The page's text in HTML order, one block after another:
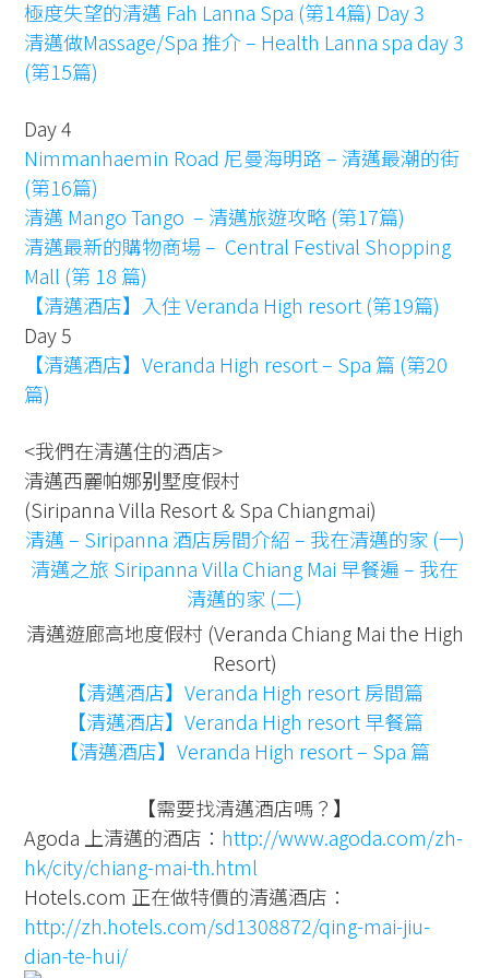
極度失望的清邁 Fah Lanna Spa (第14篇) Day 3
清邁做Massage/Spa 推介 – Health Lanna spa day 3
(第15篇)
Day 4
Nimmanhaemin Road 尼曼海明路 – 清邁最潮的街
(第16篇)
清邁 Mango Tango – 清邁旅遊攻略 (第17篇)
清邁最新的購物商場 – Central Festival Shopping
Mall (第 18 篇)
【清邁酒店】入住 Veranda High resort (第19篇)
Day 5
【清邁酒店】Veranda High resort – Spa 篇 (第20
篇)
<我們在清邁住的酒店>
清邁西麗帕娜别墅度假村
(Siripanna Villa Resort & Spa Chiangmai)
清邁 – Siripanna 酒店房間介紹 – 我在清邁的家 (一)
清邁之旅 Siripanna Villa Chiang Mai 早餐遍 – 我在
清邁的家 (二)
清邁遊廊高地度假村 (Veranda Chiang Mai the High
Resort)
【清邁酒店】Veranda High resort 房間篇
【清邁酒店】Veranda High resort 早餐篇
【清邁酒店】Veranda High resort – Spa 篇
【需要找清邁酒店嗎？】
Agoda 上清邁的酒店： http://www.agoda.com/zh-
hk/city/chiang-mai-th.html
Hotels.com 正在做特價的清邁酒店：
http://zh.hotels.com/sd1308872/qing-mai-jiu-
dian-te-hui/